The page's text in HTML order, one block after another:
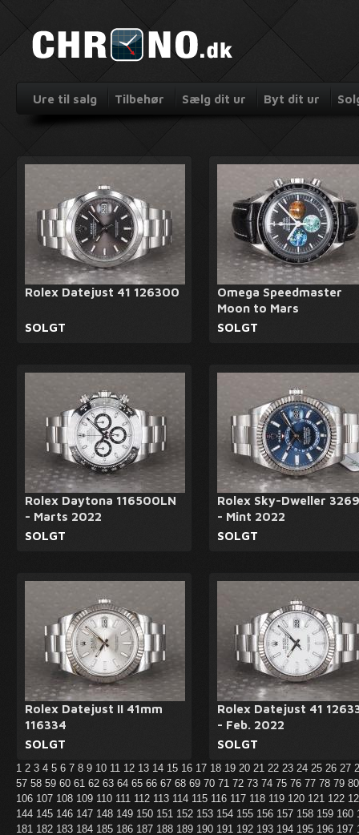
Ure til salg Tilbehør Sælg dit ur Byt dit ur
Rolex Datejust 41 126300
SOLGT
Omega Speedmaster
Moon to Mars
SOLGT
Rolex Daytona 116500LN
- Marts 2022
SOLGT
Rolex Sky-Dweller
- Mint 2022
SOLGT
Rolex Datejust II 41mm
116334
SOLGT
Rolex Datejust 41
- Feb. 2022
SOLGT
1 2 3 4 5 6 7 8 9 10 11 12 13 14 15 16 17 18 19 20 21 22 23 24 25 26 27
57 58 59 60 61 62 63 64 65 66 67 68 69 70 71 72 73 74 75 76 77 78 79
106 107 108 109 110 111 112 113 114 115 116 117 118 119 120 121 122
144 145 146 147 148 149 150 151 152 153 154 155 156 157 158 159 160
181 182 183 184 185 186 187 188 189 190 191 192 193 194 195 196 197